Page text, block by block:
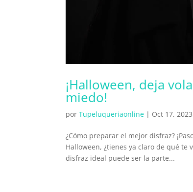
¡Halloween, deja
miedo!
porTupeluqueriaonline | Oct 17, 2023
¿Cómo preparar el mejor disfraz?
Halloween, ¿tienes ya claro de qué te
disfraz ideal puede ser la parte...